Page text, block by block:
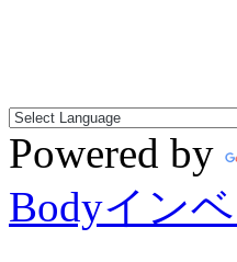
Powered by
Bodyイン